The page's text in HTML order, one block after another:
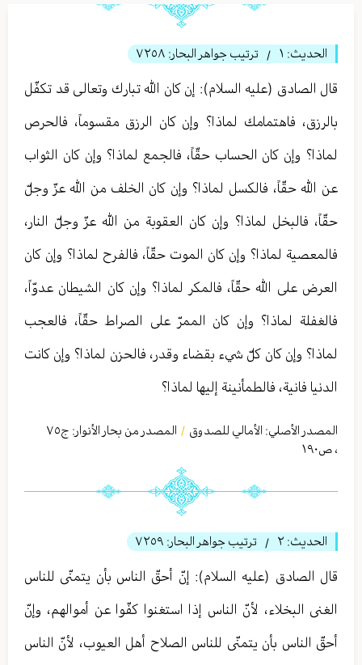
الحديث: ١ / ترتيب جواهر البحار: ٧٢٥٨
قال الصادق (عليه السلام): إن كان الله تبارك وتعالى قد تكفّل
بالرزق، فاهتمامك لماذا؟ وإن كان الرزق مقسوماً، فالحرص
لماذا؟ وإن كان الحساب حقّاً، فالجمع لماذا؟ وإن كان الثواب
عن الله حقّاً، فالكسل لماذا؟ وإن كان الخلف من الله عزّ وجلّ
حقّاً، فالبخل لماذا؟ وإن كان العقوبة من الله عزّ وجلّ النار،
فالمعصية لماذا؟ وإن كان الموت حقّاً، فالفرح لماذا؟ وإن كان
العرض على الله حقّاً، فالمكر لماذا؟ وإن كان الشيطان عدوّاً،
فالغفلة لماذا؟ وإن كان الممرّ على الصراط حقّاً، فالعجب
لماذا؟ وإن كان كلّ شيء بقضاء وقدر، فالحزن لماذا؟ وإن كانت
الدنيا فانية، فالطمأنينة إليها لماذا؟
المصدر الأصلي: الأمالي للصدوق / المصدر من بحار الأنوار: ج٧٥
، ص١٩۰
الحديث: ٢ / ترتيب جواهر البحار: ٧٢٥٩
قال الصادق (عليه السلام): إنّ أحقّ الناس بأن يتمنّى للناس
الغنى البخلاء، لأنّ الناس إذا استغنوا كفّوا عن أموالهم، وإنّ
أحقّ الناس بأن يتمنّى للناس الصلاح أهل العيوب، لأنّ الناس